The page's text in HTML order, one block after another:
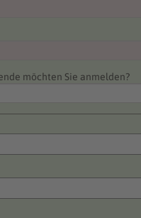
möchten Sie anmelden?